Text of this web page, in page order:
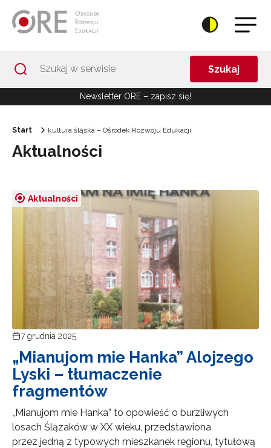
Szukaj
Newsletter ORE – zapisz się!
Start kultura śląska – Ośrodek Rozwoju Edukacji
Aktualności
Aktualności
7 grudnia 2025
„Mianujom mie Hanka” Alojzego
Lyski – tłumaczenie
fragmentów
„Mianujom mie Hanka” to opowieść o burzliwych
losach Ślązaków w XX wieku, przedstawiona
przez jedną z typowych mieszkanek regionu, tytułową